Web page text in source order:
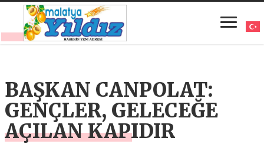
BAŞKAN CANPOLAT:
GENÇLER, GELECEĞE
AÇILAN KAPIDIR